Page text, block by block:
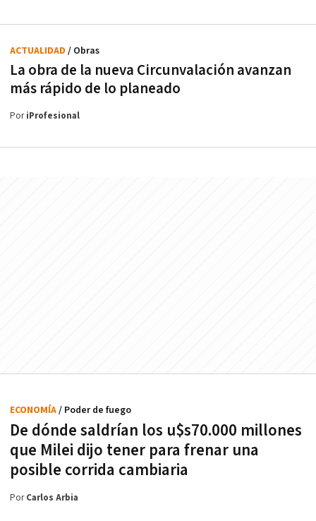
La obra de la nueva Circunvalación avanzan
más rápido de lo planeado
ACTUALIDAD / Obras
PoriProfesional
De dónde saldrían los u$s70.000 millones
que Milei dijo tener para frenar una
posible corrida cambiaria
ECONOMÍA/ Poder de fuego
PorCarlos Arbia